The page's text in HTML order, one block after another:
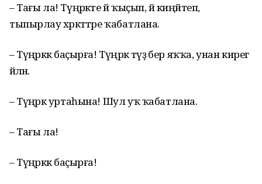
– Тағы ла! Түңәрәкте йә ҡыҫып, йә киңәйтеп,
тыпырлау хәрәкәттәре ҡабатлана.
– Түңәрәккә баҫырға! Түңәрәк тәүҙә бер яҡҡа, унан кирегә
әйләнә.
– Түңәрәк уртаһына! Шул уҡ ҡабатлана.
– Тағы ла!
– Түңәрәккә баҫырға!